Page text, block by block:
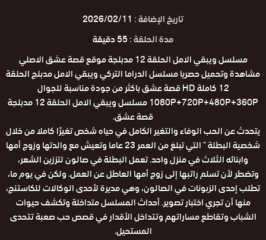
تاريخ الإضافة : 2026/02/11
مدة الحلقة :55 دقيقة
مسلسل ويبقي الامل الحلقة 12 مدبلجة موقع قصة عشق الاصلي
مشاهدة وتحميل حصريا مسلسل الدراما التركي ويبقي الامل مدبلج الحلقة
12 كاملة HD قصة عشق باكثر من جودة مناسبة للجوال
1080P+720P+480P+360P مسلسل ويبقي الامل الحلقة 12 مدبلجة
قصة عشق.
يتحدث عن الحب الوفاء والتغير الكامل في حياه شخص تغيرًا كاملا من خلال
شخصية البطلة " التي تبلغ من العمر 23 عاما وتعيش مع والدتها وزوج أمها
وابنائه الثلاث في منزل واحد. تعمل البطلة في صالون لتززين الشعر،
وتضطر لأن تسلم راتبها إلى زوج أمها العاطل عن العمل. ولكن في يوم ما،
تطلب إحدى الزبونات في الصالون، وهي مديرة لأحدى الوكالات للكاستنج،
منها أن تجري اختبار تصوير. أحداث المسلسل متداخلة وتكشف حيوات
الشباب وتقاطع مساراتهم وتتداخل الأقدار في قصص حب صعبة تتحدى
المستحيل.